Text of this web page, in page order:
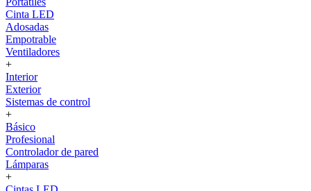
Cinta LED
Adosadas
Empotrable
Ventiladores
+
Interior
Exterior
Sistemas de control
+
Básico
Profesional
Controlador de pared
Lámparas
+